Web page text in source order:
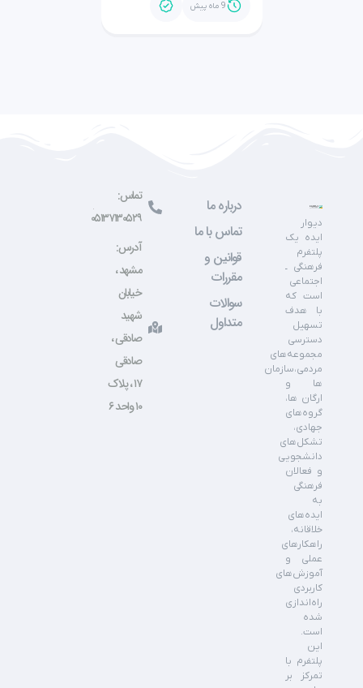
9 ماه پیش
دیوار
ایده یک
پلتفرم
فرهنگی ـ
اجتماعی
است که
با هدف
تسهیل
دسترسی
مجموعه‌های
مردمی،سازمان
ها و
ارگان ها،
گروه‌های
جهادی،
تشکل‌های
دانشجویی
و فعالان
فرهنگی
به
ایده‌های
خلاقانه،
راهکارهای
عملی و
آموزش‌های
کاربردی
راه‌اندازی
شده
است.
این
پلتفرم با
تمرکز بر
درباره ما
تماس با ما
قوانین و
مقررات
سوالات
متداول
تماس:
۰۵۱۳۷۱۳۰۵۲۹
آدرس:
مشهد ،
خیابان
شهید
صادقی ،
صادقی
۱۷ ، پلاک
۱۰ واحد ۶